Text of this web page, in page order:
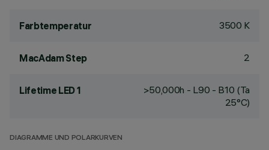
Farbtemperatur 3500 K
MacAdam Step 2
Lifetime LED 1
>50,000h - L90 - B10 (Ta
25°C)
DIAGRAMME UND POLARKURVEN